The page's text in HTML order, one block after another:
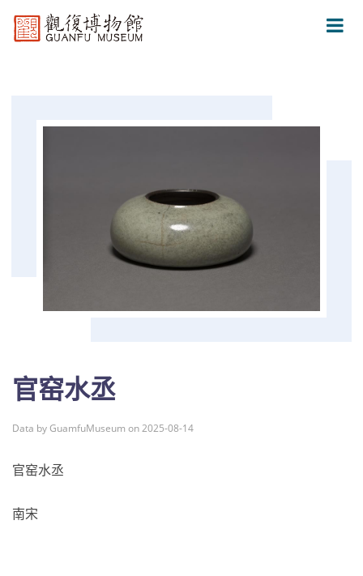
官窑水丞
Data by GuamfuMuseum on 2025-08-14
官窑水丞
南宋